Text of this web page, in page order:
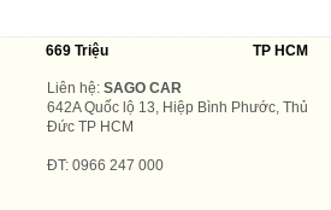
669 Triệu TP HCM
Liên hệ: SAGO CAR
642A Quốc lộ 13, Hiệp Bình Phước, Thủ
Đức TP HCM
ĐT: 0966 247 000